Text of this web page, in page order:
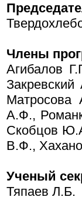
Члены
Агибалов
А.Ф.,
Скобцов
В.Ф.,
Ученый
Тяпаев Л.Б.